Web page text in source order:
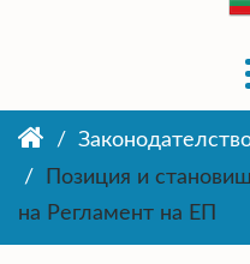
Позиция и
на Регламент на ЕП